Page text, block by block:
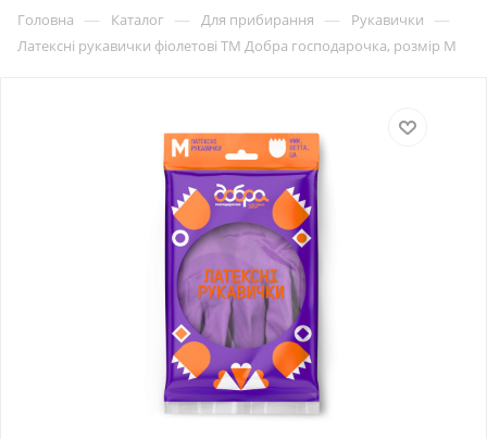
Головна — Каталог — Для прибирання — Рукавички —
Латексні рукавички фіолетові ТМ Добра господарочка, розмір М